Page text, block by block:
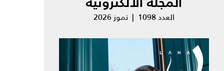
العدد 1098 | تموز 2026